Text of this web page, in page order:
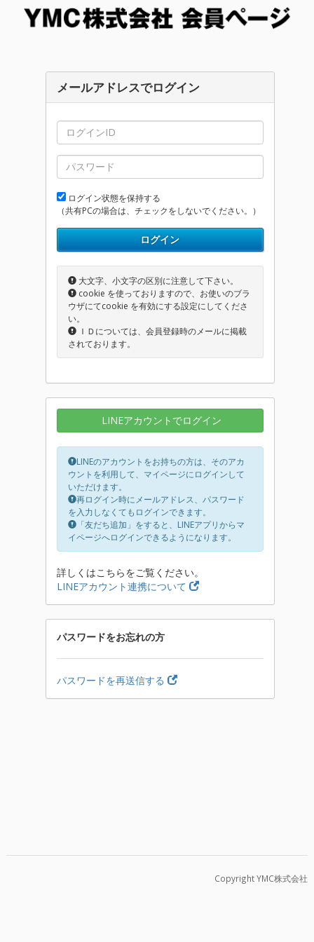
メールアドレスでログイン
ログイン状態を保持する
（共有PCの場合は、チェックをしないでください。）
ログイン
大文字、小文字の区別に注意して下さい。
cookie を使っておりますので、お使いのブラ
ウザにてcookie を有効にする設定にしてくださ
い。
ＩＤについては、会員登録時のメールに掲載
されております。
LINEアカウントでログイン
LINEのアカウントをお持ちの方は、そのアカ
ウントを利用して、マイページにログインして
いただけます。
再ログイン時にメールアドレス、パスワード
を入力しなくてもログインできます。
「友だち追加」をすると、LINEアプリからマ
イページへログインできるようになります。
詳しくはこちらをご覧ください。
LINEアカウント連携について
パスワードをお忘れの方
パスワードを再送信する
Copyright YMC株式会社